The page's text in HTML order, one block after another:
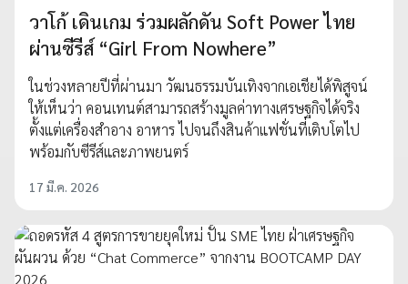
วาโก้ เดินเกม ร่วมผลักดัน Soft Power ไทย
ผ่านซีรีส์ “Girl From Nowhere”
ในช่วงหลายปีที่ผ่านมา วัฒนธรรมบันเทิงจากเอเชียได้พิสูจน์
ให้เห็นว่า คอนเทนต์สามารถสร้างมูลค่าทางเศรษฐกิจได้จริง
ตั้งแต่เครื่องสำอาง อาหาร ไปจนถึงสินค้าแฟชั่นที่เติบโตไป
พร้อมกับซีรีส์และภาพยนตร์
17 มี.ค. 2026